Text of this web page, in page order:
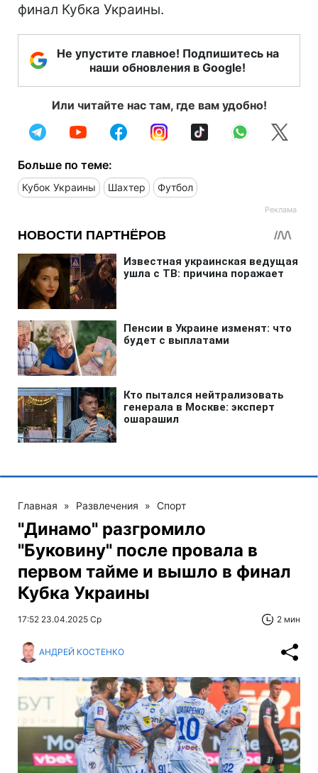
финал Кубка Украины.
Не упустите главное! Подпишитесь на
наши обновления в Google!
Или читайте нас там, где вам удобно!
Больше по теме:
Кубок Украины Шахтер Футбол
Главная » Развлечения » Спорт
"Динамо" разгромило
"Буковину" после провала в
первом тайме и вышло в финал
Кубка Украины
17:52 23.04.2025 Ср 2 мин
АНДРЕЙ КОСТЕНКО